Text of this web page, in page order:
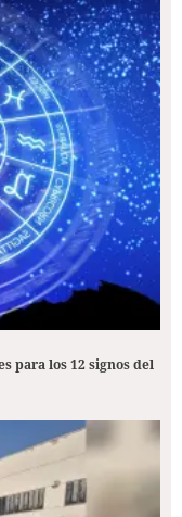
para los 12 signos del